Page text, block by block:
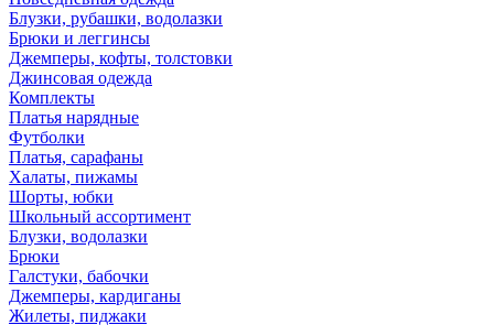
Блузки, рубашки, водолазки
Брюки и леггинсы
Джемперы, кофты, толстовки
Джинсовая одежда
Комплекты
Платья нарядные
Футболки
Платья, сарафаны
Халаты, пижамы
Шорты, юбки
Школьный ассортимент
Блузки, водолазки
Брюки
Галстуки, бабочки
Джемперы, кардиганы
Жилеты, пиджаки